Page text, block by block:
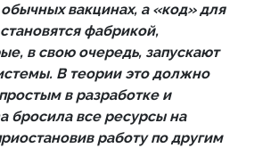
вакцинах, а «код» для
фабрикой,
в свою очередь, запускают
В теории это должно
в разработке и
бросила все ресурсы на
работу по другим